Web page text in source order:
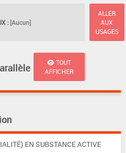
: [Aucun]
ALLER
AUX
USAGES
TOUT
AFFICHER
EN SUBSTANCE ACTIVE